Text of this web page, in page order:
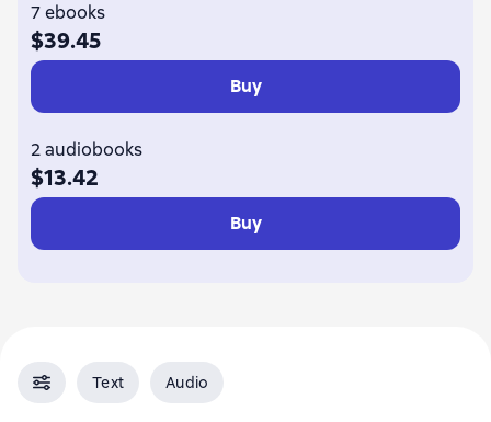
7 ebooks
$39.45
Buy
2 audiobooks
$13.42
Buy
Text Audio